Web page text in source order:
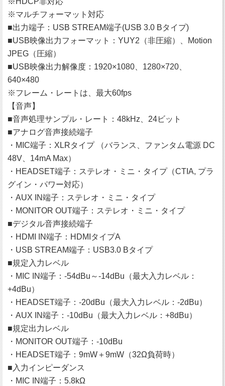
※マルチフォーマット対応
■出力端子：USB STREAM端子(USB 3.0 Bタイプ)
■USB映像出力フォーマット：YUY2（非圧縮）、Motion
JPEG（圧縮）
■USB映像出力解像度：1920×1080、1280×720、
640×480
※フレーム・レートは、最大60fps
【音声】
■音声処理サンプル・レート：48kHz、24ビット
■アナログ音声接続端子
・MIC端子：XLRタイプ （バランス、ファンタム電源 DC
48V、14mA Max）
・HEADSET端子：ステレオ・ミニ・タイプ（CTIA, プラ
グイン・パワー対応）
・AUX IN端子：ステレオ・ミニ・タイプ
・MONITOR OUT端子：ステレオ・ミニ・タイプ
■デジタル音声接続端子
・HDMI IN端子：HDMIタイプA
・USB STREAM端子：USB3.0 Bタイプ
■規定入力レベル
・MIC IN端子：-54dBu～-14dBu（最大入力レベル：
+4dBu）
・HEADSET端子：-20dBu（最大入力レベル：-2dBu）
・AUX IN端子：-10dBu（最大入力レベル：+8dBu）
■規定出力レベル
・MONITOR OUT端子：-10dBu
・HEADSET端子：9mW＋9mW（32Ω負荷時）
■入力インピーダンス
・MIC IN端子：5.8kΩ